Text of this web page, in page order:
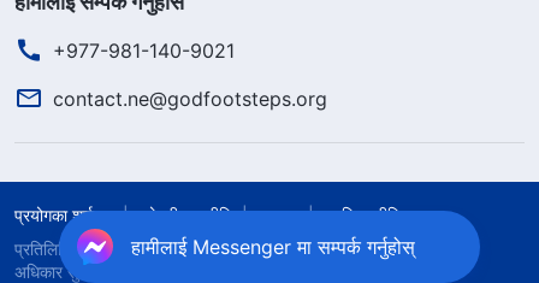
+977-981-140-9021
contact.ne@godfootsteps.org
प्रयोगका शर्तहरू गोपनीयता नीति आभार
कुकिज नीति
प्रतिलिपि अधिकार © २०२६ सर्वशक्तिमान्‌ परमेश्‍वरको मण्डली। सबै
अधिकार सुरक्षित।
हामीलाई Messenger मा सम्पर्क गर्नुहोस्